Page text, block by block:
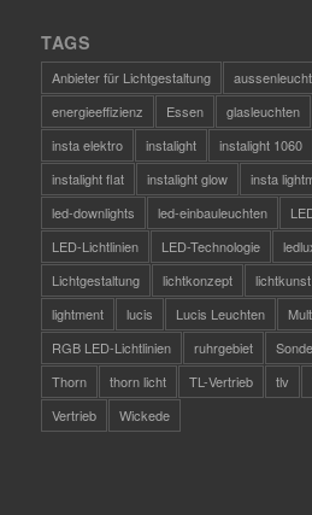
TAGS
Anbieter für Lichtgestaltung
energieeffizienz
Essen glasleuchten
insta elektro
instalight instalight 1060
instalight flat
instalight glow insta
led-downlights
led-einbauleuchten
LED-Lichtlinien
LED-Technologie
Lichtgestaltung
lichtkonzept lichtkunst
lightment
lucis Lucis Leuchten
RGB LED-Lichtlinien
ruhrgebiet
Thorn
thorn licht TL-Vertrieb tlv
Vertrieb
Wickede